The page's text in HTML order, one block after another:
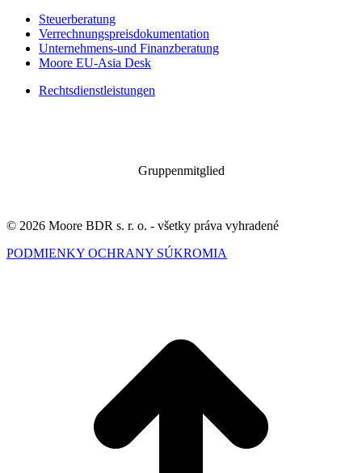
Steuerberatung
Verrechnungspreisdokumentation
Unternehmens-und Finanzberatung
Moore EU-Asia Desk
Rechtsdienstleistungen
Gruppenmitglied
© 2026 Moore BDR s. r. o. - všetky práva vyhradené
PODMIENKY OCHRANY SÚKROMIA